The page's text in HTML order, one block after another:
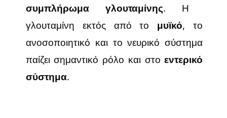
συμπλήρωμα γλουταμίνης. Η
γλουταμίνη εκτός από το μυϊκό, το
ανοσοποιητικό και το νευρικό σύστημα
παίζει σημαντικό ρόλο και στοεντερικό
σύστημα.